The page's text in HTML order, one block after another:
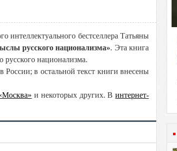
интеллектуального бестселлера Татьяны
русского национализма». Эта книга
национализма.
в остальной текст книги внесены
и некоторых других. Винтернет-